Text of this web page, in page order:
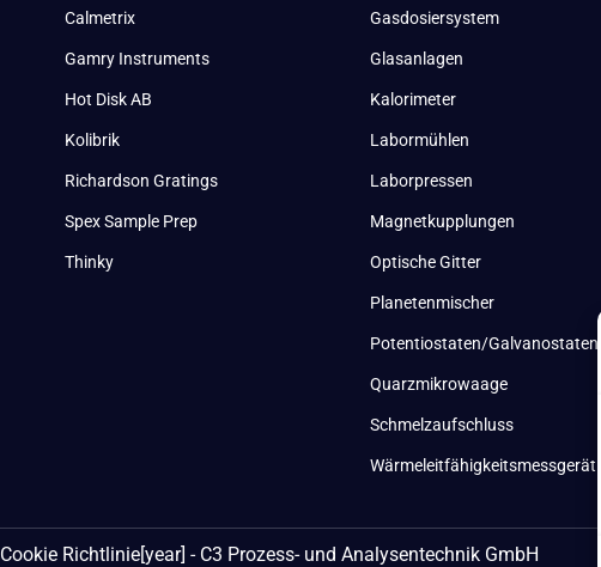
Calmetrix
Gamry Instruments
Hot Disk AB
Kolibrik
Richardson Gratings
Spex Sample Prep
Thinky
Gasdosiersystem
Glasanlagen
Kalorimeter
Labormühlen
Laborpressen
Magnetkupplungen
Optische Gitter
Planetenmischer
Potentiostaten/Galvanostaten
Quarzmikrowaage
Schmelzaufschluss
Wärmeleitfähigkeitsmessgerät
Cookie Richtlinie[year] - C3 Prozess- und Analysentechnik GmbH